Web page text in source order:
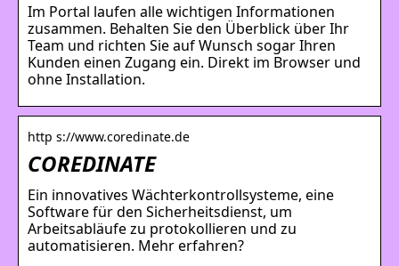
Im Portal laufen alle wichtigen Informationen
zusammen. Behalten Sie den Überblick über Ihr
Team und richten Sie auf Wunsch sogar Ihren
Kunden einen Zugang ein. Direkt im Browser und
ohne Installation.
http s://www.coredinate.de
COREDINATE
Ein innovatives Wächterkontrollsysteme, eine
Software für den Sicherheitsdienst, um
Arbeitsabläufe zu protokollieren und zu
automatisieren. Mehr erfahren?